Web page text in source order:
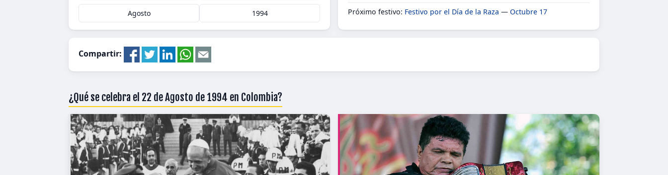
Agosto 1994
Próximo festivo: Festivo por el Día de la Raza — Octubre 17
Compartir:
¿Qué se celebra el 22 de Agosto de 1994 en Colombia?